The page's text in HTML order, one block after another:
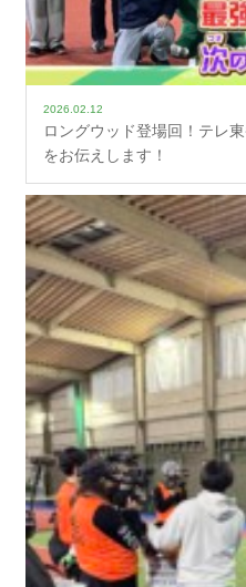
2026.02.12
ロングウッド登場回！テレ
をお伝えします！